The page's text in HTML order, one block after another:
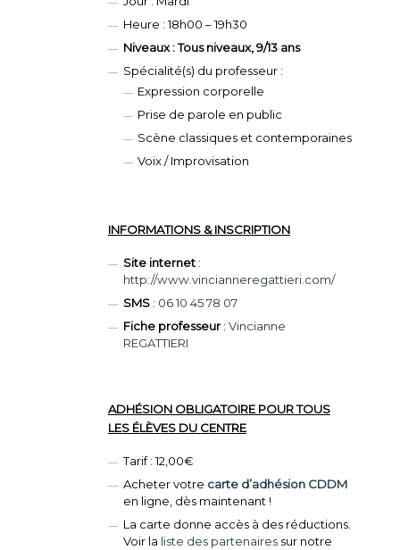
Heure : 18h00 – 19h30
Niveaux : Tous niveaux, 9/13 ans
Spécialité(s) du professeur :
Expression corporelle
Prise de parole en public
Scène classiques et contemporaines
Voix / Improvisation
INFORMATIONS & INSCRIPTION
Site internet:
http://www.vincianneregattieri.com/
SMS: 06 10 45 78 07
Fiche professeur: Vincianne
REGATTIERI
ADHÉSION OBLIGATOIRE POUR TOUS
LES ÉLÈVES DU CENTRE
Tarif : 12,00€
Acheter votre carte d’adhésion CDDM
en ligne, dès maintenant !
La carte donne accès à des réductions.
Voir la liste des partenairessur notre